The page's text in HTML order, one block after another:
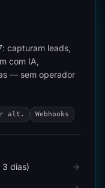
capturam leads,
com IA,
— sem operador
alt. Webhooks
3 dias)